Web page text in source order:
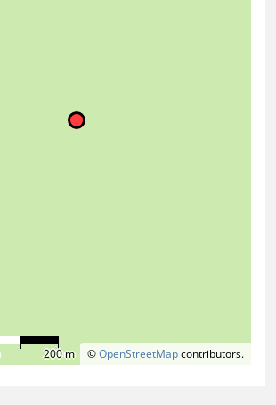
©OpenStreetMapcontributors.
200 m